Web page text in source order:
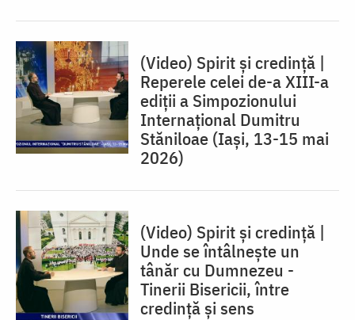
(Video) Spirit și credință |
Reperele celei de-a XIII-a
ediții a Simpozionului
Internațional Dumitru
Stăniloae (Iaşi, 13-15 mai
2026)
(Video) Spirit și credință |
Unde se întâlnește un
tânăr cu Dumnezeu -
Tinerii Bisericii, între
credinţă şi sens